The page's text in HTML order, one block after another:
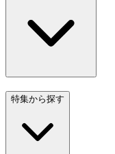
特集から探す